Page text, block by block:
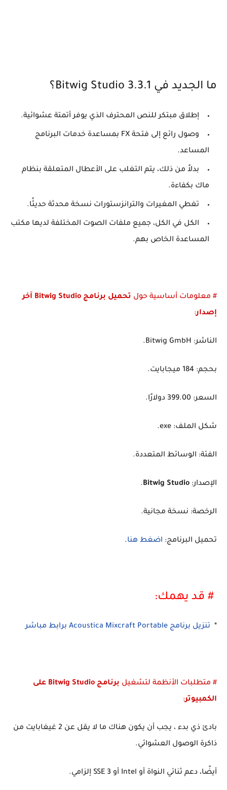
ما الجديد في Bitwig Studio 3.3.1؟
إطلاق مبتكر للنص المحترف الذي يوفر أتمتة عشوائية.
وصول رائع إلى فتحة FX بمساعدة خدمات البرنامج
المساعد.
بدلاً من ذلك، يتم التغلب على الأعطال المتعلقة بنظام
ماك بكفاءة.
تغطي المغيرات والترانزستورات نسخة محدثة حديثًا.
الكل في الكل، جميع ملفات الصوت المختلفة لديها مكتب
المساعدة الخاص بهم.
# معلومات أساسية حول
تحميل برنامج Bitwig Studio آخر
إصدار:
الناشر: Bitwig GmbH.
بحجم: 184 ميجابايت.
السعر: 399.00 دولارًا.
شكل الملف: exe.
الفئة: الوسائط المتعددة.
الإصدار: Bitwig Studio
.
الرخصة: نسخة مجانية.
تحميل البرنامج: اضغط هنا.
# قد يهمك:
* تنزيل برنامج Acoustica Mixcraft Portable برابط مباشر
# متطلبات الأنظمة لتشغيل
برنامج Bitwig Studio على
الكمبيوتر:
بادئ ذي بدء ، يجب أن يكون هناك ما لا يقل عن 2 غيغابايت من
ذاكرة الوصول العشوائي.
أيضًا، دعم ثنائي النواة أو Intel أو SSE 3 إلزامي.